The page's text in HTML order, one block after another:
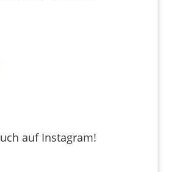
auf Instagram!